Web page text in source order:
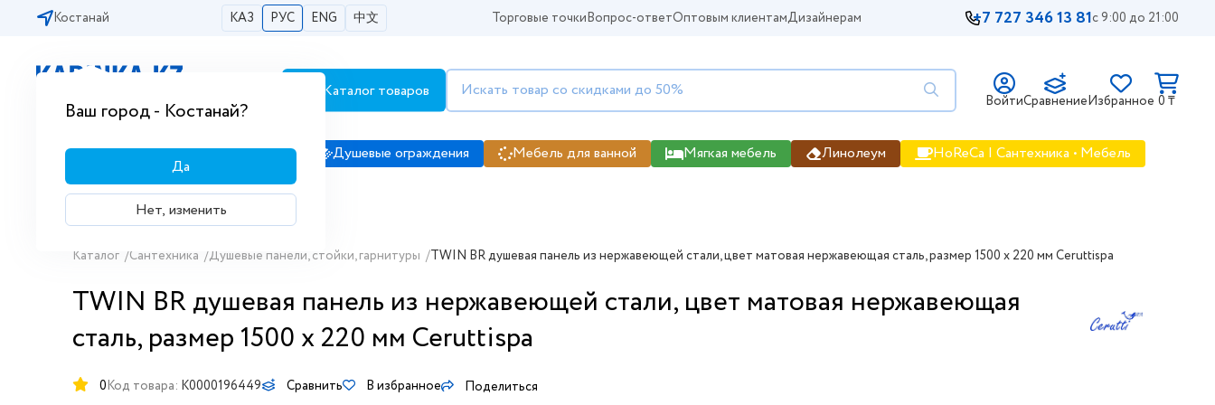
Костанай КАЗ РУС ENG 中文
Ваш город - Костанай?
Да
Нет, изменить
Торговые точкиВопрос-ответОптовым клиентамДизайнерам +7 727 346 13 81с 9:00 до 21:00
Бесплатная доставка по городам РК
Каталог товаров ВойтиСравнениеИзбранное 0 ₸
Сантехника Душевые кабины Душевые ограждения Мебель для ванной Мягкая мебель Линолеум HoReCa | Сантехника • Мебель
Каталог /Сантехника /Душевые панели, стойки, гарнитуры /TWIN BR душевая панель из нержавеющей стали, цвет матовая нержавеющая сталь, размер 1500 х 220 мм Ceruttispa
TWIN BR душевая панель из нержавеющей стали, цвет матовая нержавеющая
сталь, размер 1500 х 220 мм Ceruttispa
0Код товара: K0000196449 Сравнить В избранное Поделиться